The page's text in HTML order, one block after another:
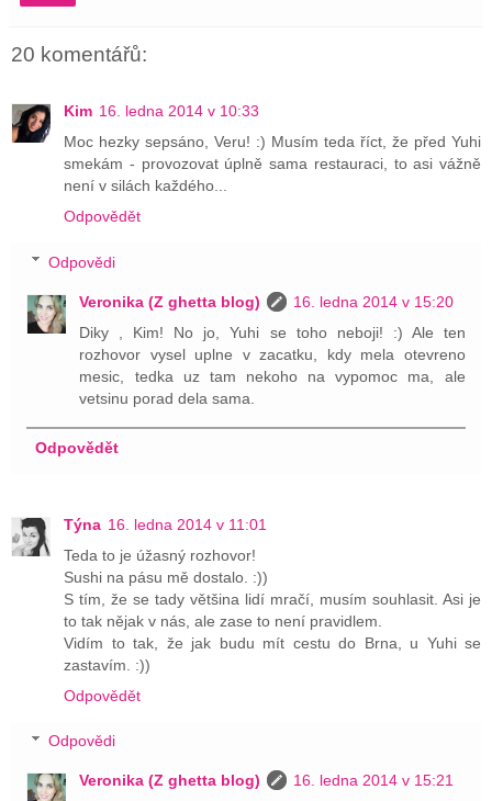
20 komentářů:
Kim 16. ledna 2014 v 10:33
Moc hezky sepsáno, Veru! :) Musím teda říct, že před Yuhi
smekám - provozovat úplně sama restauraci, to asi vážně
není v silách každého...
Odpovědět
Odpovědi
Veronika (Z ghetta blog)
16. ledna 2014 v 15:20
Diky , Kim! No jo, Yuhi se toho neboji! :) Ale ten
rozhovor vysel uplne v zacatku, kdy mela otevreno
mesic, tedka uz tam nekoho na vypomoc ma, ale
vetsinu porad dela sama.
Odpovědět
Týna 16. ledna 2014 v 11:01
Teda to je úžasný rozhovor!
Sushi na pásu mě dostalo. :))
S tím, že se tady většina lidí mračí, musím souhlasit. Asi je
to tak nějak v nás, ale zase to není pravidlem.
Vidím to tak, že jak budu mít cestu do Brna, u Yuhi se
zastavím. :))
Odpovědět
Odpovědi
Veronika (Z ghetta blog)
16. ledna 2014 v 15:21